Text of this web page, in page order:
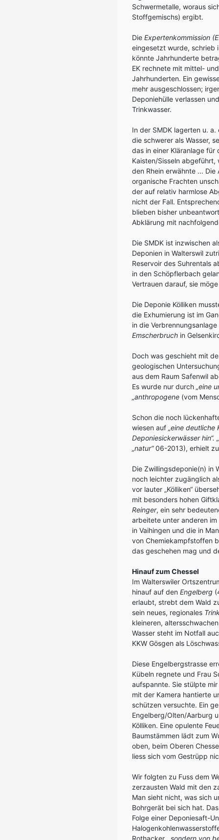
Schwermetalle, woraus
Stoffgemischs) ergibt.
Die Expertenkommission
eingesetzt wurde, schrieb
könnte Jahrhunderte
EK rechnete mit mittel-
Jahrhunderten. Ein
mehr ausgeschlossen;
Deponiehülle verlassen
Trinkwasser.
In der SMDK lagerten u.
die schwerer als Wasser,
das in einer Kläranlage
Kaisten/Sisseln abgeführt,
den Rhein erwähnte ...
organische Frachten
der auf relativ harmlose
nicht der Fall.
blieben bisher
Abklärung mit
Die SMDK ist inzwischen
Deponien in Walterswil
Reservoir des Suhrentals
in den Schöpflerbach
Vertrauen darauf, sie
Die Deponie Kölliken
die Exhumierung ist im
in die Verbrennungsanlage
Emscherbruch in
Doch was geschieht mit
geologischen
aus dem Raum Safenwil
Es wurde nur durch „eine
„anthropogene (vom
Schon die noch
wiesen auf „eine deutliche
Deponiesickerwässer hin“.
„natur“06-2013), erhielt
Die Zwillingsdeponie(n) in
noch leichter zugänglich
vor lauter „Kölliken“
mit besonders hohen
Reinger, ein sehr
arbeitete unter anderen
in Vaihingen und die in
von Chemiekampfstoffen
das geschehen mag und
Hinauf zum Chessel
Im Walterswiler
hinauf auf den Engelberg
erlaubt, strebt dem Wald
sein neues, regionales
kleineren,
Wasser steht im Notfall
KKW Gösgen als
Diese Engelbergstrasse
Kübeln regnete und Frau
aufspannte. Sie stülpte
mit der Kamera hantierte
schützen versuchte. Ein
Engelberg/Olten/Aarburg
Kölliken. Eine opulente
Baumstämmen lädt zum
oben, beim Oberen
liess sich vom Gestrüpp
Wir folgten zu Fuss dem
zerzausten Wald mit den
Man sieht nicht, was sich
Bohrgerät bei sich hat.
Folge einer Deponiesaft-
Rothacker, „ sondern von